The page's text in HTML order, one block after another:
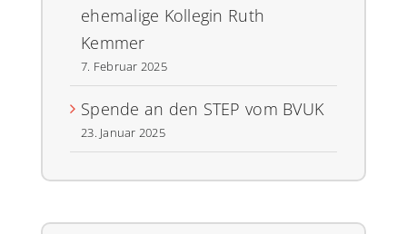
ehemalige Kollegin Ruth
Kemmer
7. Februar 2025
Spende an den STEP vom BVUK
23. Januar 2025